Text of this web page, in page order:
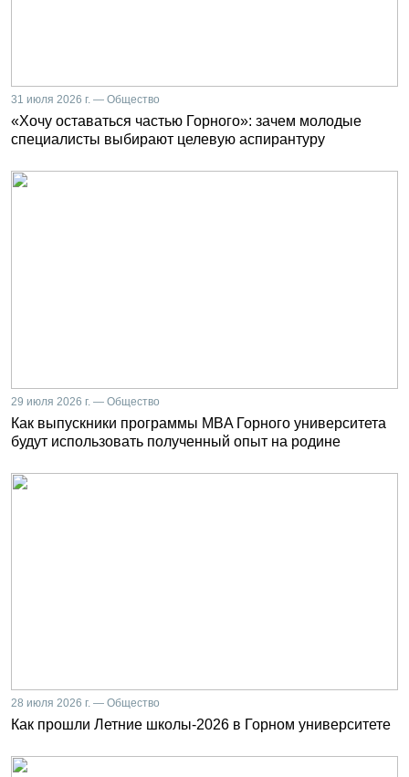
31 июля 2026 г. — Общество
«Хочу оставаться частью Горного»: зачем молодые
специалисты выбирают целевую аспирантуру
29 июля 2026 г. — Общество
Как выпускники программы MBA Горного университета
будут использовать полученный опыт на родине
28 июля 2026 г. — Общество
Как прошли Летние школы-2026 в Горном университете